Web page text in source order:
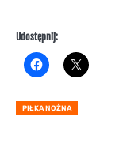
Udostępnij:
PIŁKA NOŻNA